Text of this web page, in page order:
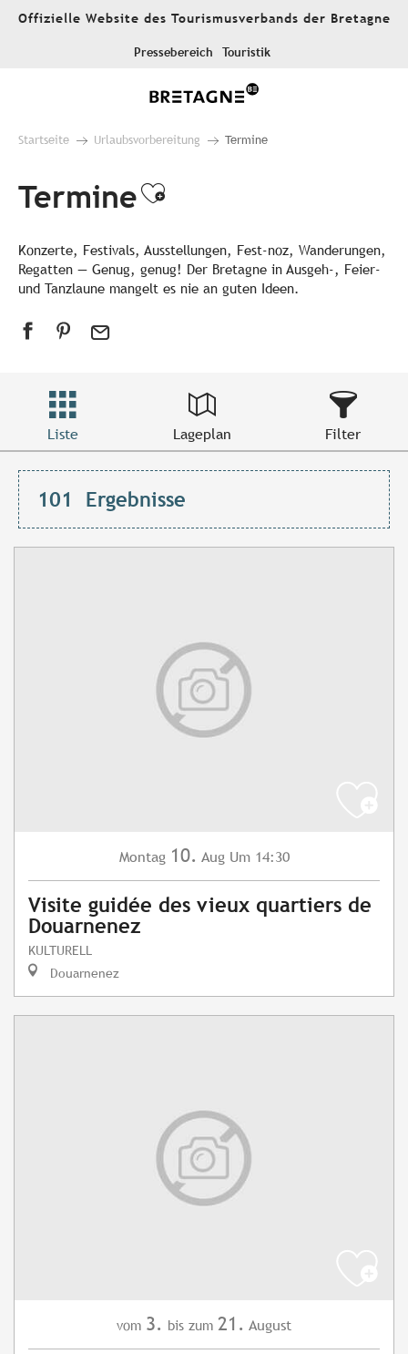
AllerOffizielle Website des Tourismusverbands der Bretagne
Pressebereich Touristik
Startseite Urlaubsvorbereitung Termine
TermineAjouter aux
Konzerte, Festivals, Ausstellungen, Fest-noz, Wanderungen,
Regatten — Genug, genug! Der Bretagne in Ausgeh-, Feier-
und Tanzlaune mangelt es nie an guten Ideen.
Liste Lageplan Filter
101 Ergebnisse
Montag 10. Aug Um 14:30
Visite guidée des vieux quartiers de
Douarnenez
KULTURELL
Douarnenez
vom 3. bis zum 21. August